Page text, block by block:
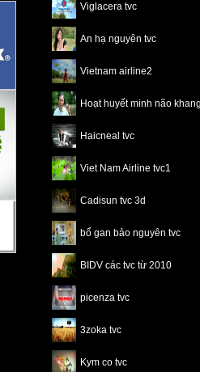
Viglacera tvc
An hạ nguyên tvc
Vietnam airline2
Hoạt huyết minh não
Haicneal tvc
Viet Nam Airline tvc1
Cadisun tvc 3d
bổ gan bảo nguyên tvc
BIDV các tvc từ 2010
picenza tvc
3zoka tvc
Kym co tvc